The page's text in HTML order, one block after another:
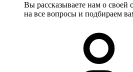
Вы рассказываете нам о
на все вопросы и подбираем